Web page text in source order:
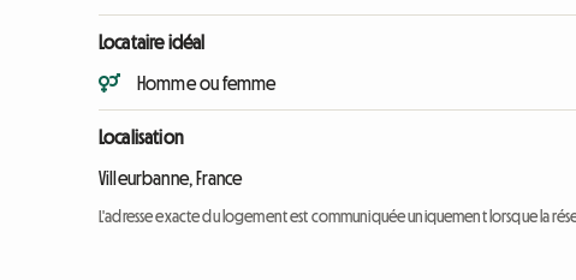
Locataire idéal
Homme ou femme
Localisation
Villeurbanne, France
L'adresse exacte du logement est communiquée uniquement lorsque la